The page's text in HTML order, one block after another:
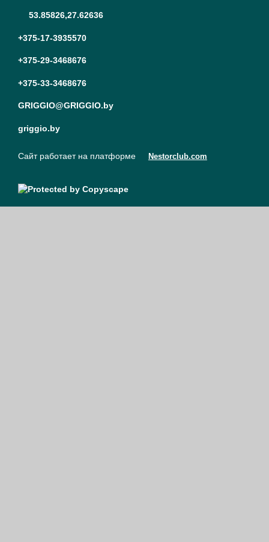
53.85826,27.62636
+375-17-3935570
+375-29-3468676
+375-33-3468676
GRIGGIO@GRIGGIO.by
griggio.by
Сайт работает на платформе Nestorclub.com